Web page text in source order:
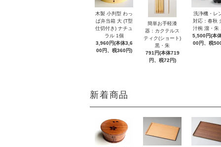
木製 小判型 わっ
ぱ弁当箱 大 (T型
仕切付き) ナチュ
ラル 1個
3,960円(本体3,6
00円、税360円)
簡単お手軽漆
器：カクテルス
ティク(ショート)
黒・朱
791円(本体719
円、税72円)
洗浄機・レ
対応：春秋
汁椀 溜・朱
5,500円(本
00円、税
新着商品